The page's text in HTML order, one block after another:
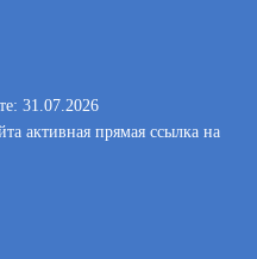
31.07.2026
активная прямая ссылка на